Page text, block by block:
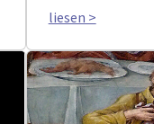
liesen >